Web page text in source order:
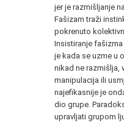
jer je razmišljanje
Fašizam traži
pokrenuto
Insistiranje
je kada se uzme u
nikad ne razmišlja,
manipulacija ili
najefikasnije je
dio grupe.
upravljati grupom